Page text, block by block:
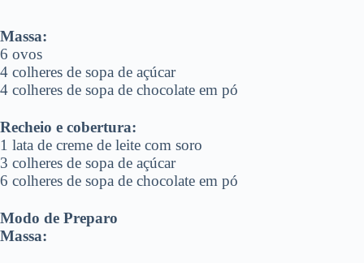
Massa:
6 ovos
4 colheres de sopa de açúcar
4 colheres de sopa de chocolate em pó
Recheio e cobertura:
1 lata de creme de leite com soro
3 colheres de sopa de açúcar
6 colheres de sopa de chocolate em pó
Modo de Preparo
Massa: